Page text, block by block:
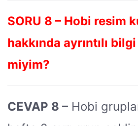
SORU 8 – Hobi resim
hakkında ayrıntılı
miyim?
CEVAP 8 – Hobi